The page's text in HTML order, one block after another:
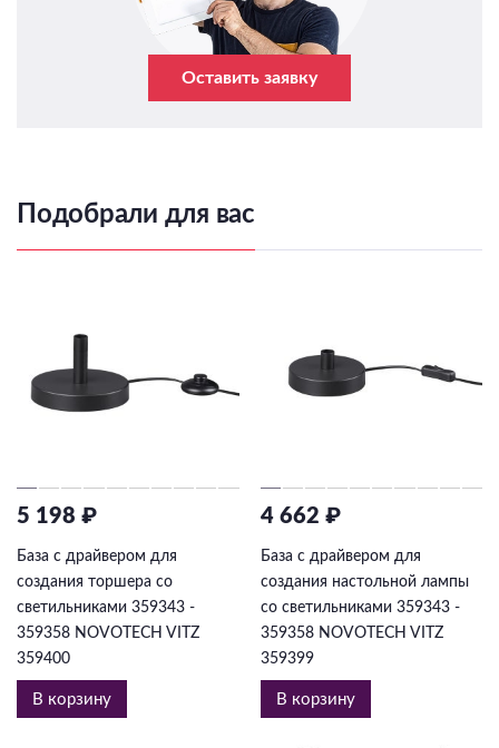
Оставить заявку
Подобрали для вас
5 198 ₽
База с драйвером для
создания торшера cо
светильниками 359343 -
359358 NOVOTECH VITZ
359400
В корзину
4 662 ₽
База с драйвером для
создания настольной лампы
cо светильниками 359343 -
359358 NOVOTECH VITZ
359399
В корзину